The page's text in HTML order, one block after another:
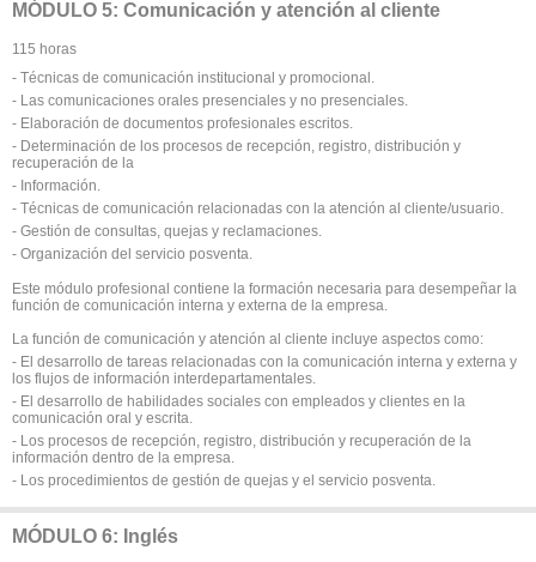
MÓDULO 5: Comunicación y atención al cliente
115 horas
- Técnicas de comunicación institucional y promocional.
- Las comunicaciones orales presenciales y no presenciales.
- Elaboración de documentos profesionales escritos.
- Determinación de los procesos de recepción, registro, distribución y
recuperación de la
- Información.
- Técnicas de comunicación relacionadas con la atención al cliente/usuario.
- Gestión de consultas, quejas y reclamaciones.
- Organización del servicio posventa.
Este módulo profesional contiene la formación necesaria para desempeñar la
función de comunicación interna y externa de la empresa.
La función de comunicación y atención al cliente incluye aspectos como:
- El desarrollo de tareas relacionadas con la comunicación interna y externa y
los flujos de información interdepartamentales.
- El desarrollo de habilidades sociales con empleados y clientes en la
comunicación oral y escrita.
- Los procesos de recepción, registro, distribución y recuperación de la
información dentro de la empresa.
- Los procedimientos de gestión de quejas y el servicio posventa.
MÓDULO 6: Inglés